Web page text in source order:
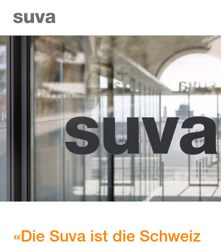
«Die Suva ist die Schweiz